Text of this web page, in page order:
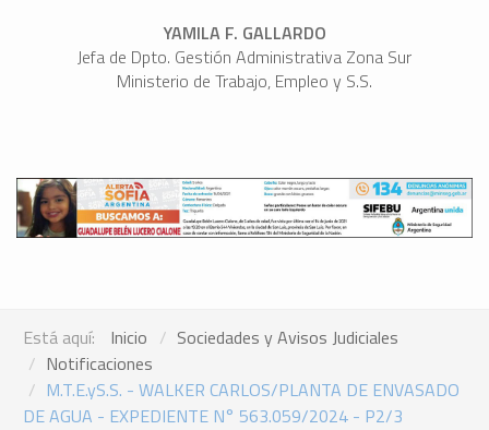
YAMILA F. GALLARDO
Jefa de Dpto. Gestión Administrativa Zona Sur
Ministerio de Trabajo, Empleo y S.S.
Está aquí: Inicio
Sociedades y Avisos Judiciales
Notificaciones
M.T.E.yS.S. - WALKER CARLOS/PLANTA DE ENVASADO
DE AGUA - EXPEDIENTE N° 563.059/2024 - P2/3